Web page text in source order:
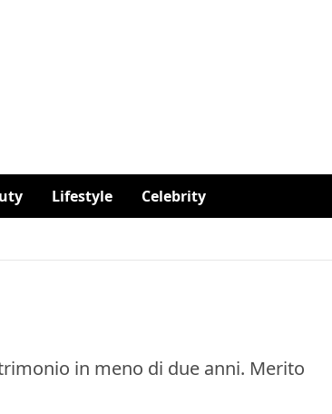
Lifestyle Celebrity
in meno di due anni. Merito